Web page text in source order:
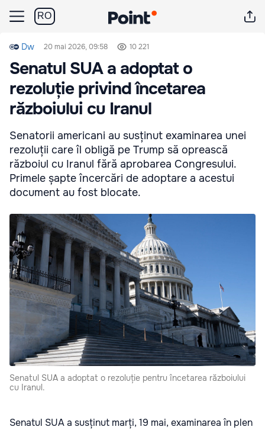
RO
Dw 20 mai 2026, 09:58 10 221
Senatul SUA a adoptat o
rezoluție privind încetarea
războiului cu Iranul
Senatorii americani au susținut examinarea unei
rezoluții care îl obligă pe Trump să oprească
războiul cu Iranul fără aprobarea Congresului.
Primele șapte încercări de adoptare a acestui
document au fost blocate.
Senatul SUA a adoptat o rezoluție pentru încetarea războiului
cu Iranul.
Senatul SUA a susținut marți, 19 mai, examinarea în plen